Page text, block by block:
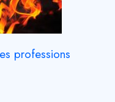
professions